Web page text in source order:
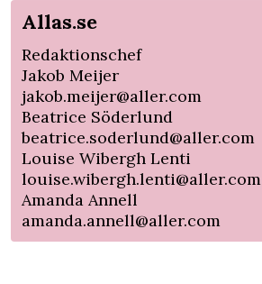
Allas.se
Redaktionschef
Jakob Meijer
jakob.meijer@aller.com
Beatrice Söderlund
beatrice.soderlund@aller.com
Louise Wibergh Lenti
louise.wibergh.lenti@aller.com
Amanda Annell
amanda.annell@aller.com